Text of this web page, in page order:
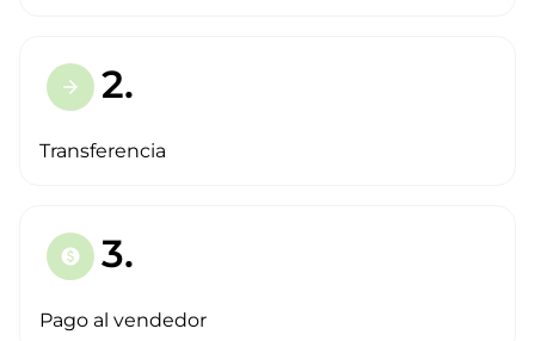
arrow_forward 2.
Transferencia
paid 3.
Pago al vendedor